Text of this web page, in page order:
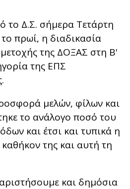
το Δ.Σ. σήμερα Τετάρτη
πρωί, η διαδικασία
της ΔΟΞΑΣ στη Β'
της ΕΠΣ
μελών, φίλων και
το ανάλογο ποσό του
και έτσι και τυπικά η
της και αυτή τη
και δημόσια